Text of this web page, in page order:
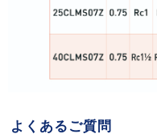
よくあるご質問